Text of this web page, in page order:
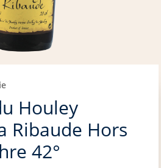
Houley
Ribaude Hors
42°